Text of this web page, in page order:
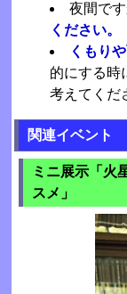
夜間です
ください。
くもり
的にする時
考えてくだ
関連イベント
ミニ展示「火
スメ」